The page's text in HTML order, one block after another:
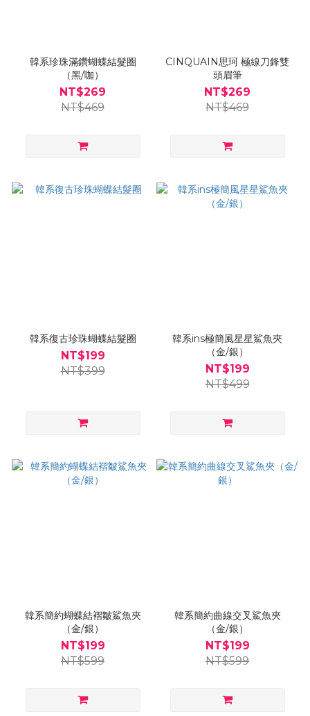
韓系珍珠滿鑽蝴蝶結髮圈
（黑/咖）
NT$269
NT$469
CINQUAIN思珂 極線刀鋒雙
頭眉筆
NT$269
NT$469
韓系復古珍珠蝴蝶結髮圈
NT$199
NT$399
韓系ins極簡風星星鯊魚夾
（金/銀）
NT$199
NT$499
韓系簡約蝴蝶結褶皺鯊魚夾
（金/銀）
NT$199
NT$599
韓系簡約曲線交叉鯊魚夾
（金/銀）
NT$199
NT$599